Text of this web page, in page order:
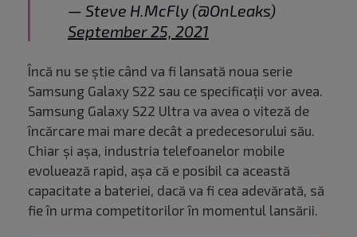
— Steve H.McFly (@OnLeaks)
September 25, 2021
Încă nu se știe când va fi lansată noua serie
Samsung Galaxy S22 sau ce specificații vor avea.
Samsung Galaxy S22 Ultra va avea o viteză de
încărcare mai mare decât a predecesorului său.
Chiar și așa, industria telefoanelor mobile
evoluează rapid, așa că e posibil ca această
capacitate a bateriei, dacă va fi cea adevărată, să
fie în urma competitorilor în momentul lansării.